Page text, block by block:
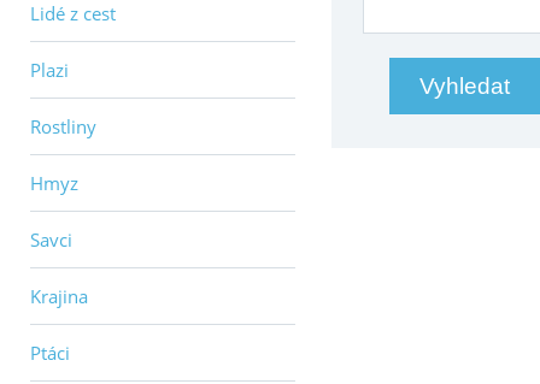
Lidé z cest
Plazi
Rostliny
Hmyz
Savci
Krajina
Ptáci